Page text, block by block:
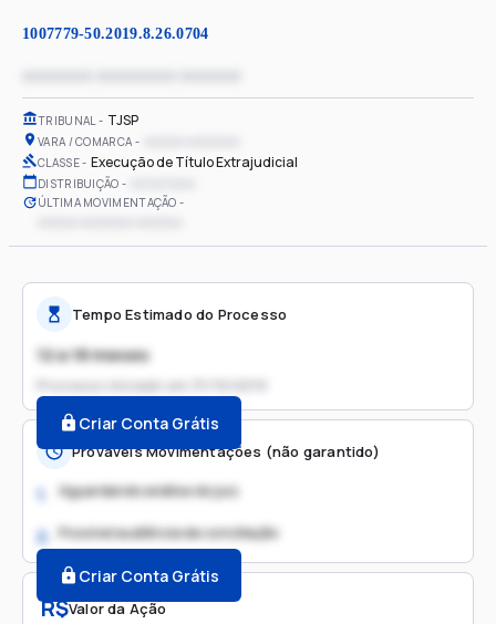
1007779-50.2019.8.26.0704
TRIBUNAL TJSP
VARA / COMARCA
CLASSE Execução de Título Extrajudicial
DISTRIBUIÇÃO
ÚLTIMA MOVIMENTAÇÃO
R$Valor da Ação
Tempo Estimado do Processo
12 a 18 meses
Processo iniciado em
Criar Conta Grátis
Prováveis Movimentações (não garantido)
1. Aguardando análise do juiz
2. Possível audiência de conciliação
Criar Conta Grátis